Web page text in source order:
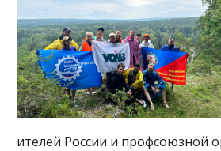
ителей России и профсоюзной